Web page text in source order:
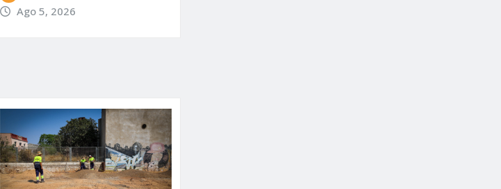
Ago 5, 2026